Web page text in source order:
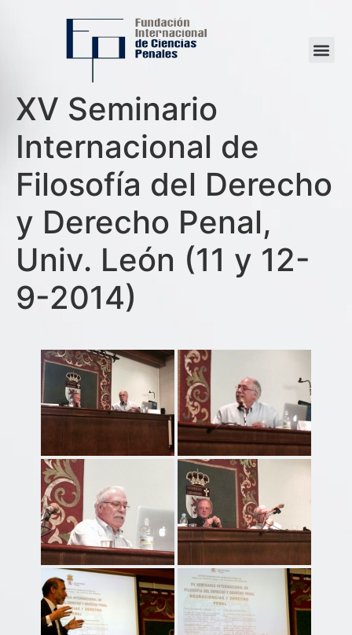
XV Seminario
Internacional de
Filosofía del Derecho
y Derecho Penal,
Univ. León (11 y 12-
9-2014)